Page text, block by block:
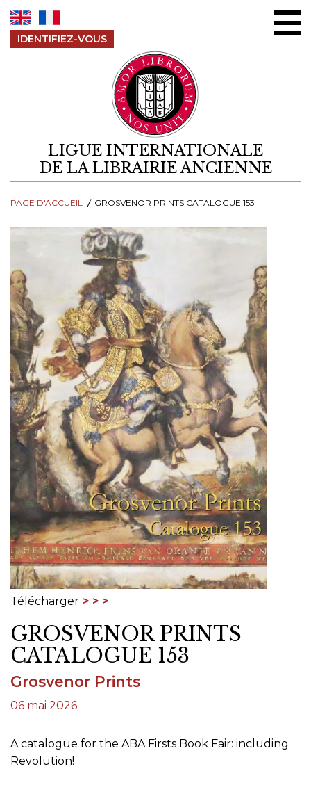
IDENTIFIEZ-VOUS
LIGUE INTERNATIONALE
DE LA LIBRAIRIE ANCIENNE
PAGE D'ACCUEIL GROSVENOR PRINTS CATALOGUE 153
Télécharger
GROSVENOR PRINTS
CATALOGUE 153
Grosvenor Prints
06 mai 2026
A catalogue for the ABA Firsts Book Fair: including
Revolution!